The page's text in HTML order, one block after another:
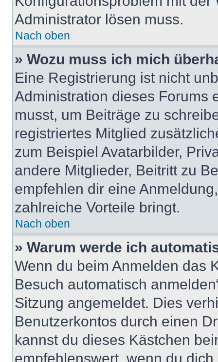
Administrator lösen muss.
Nach oben
» Wozu muss ich mich
Eine Registrierung ist nicht
Administration dieses Forums
musst, um Beiträge zu
registriertes Mitglied
zum Beispiel Avatarbilder,
andere Mitglieder, Beitritt zu
empfehlen dir eine
zahlreiche Vorteile bringt.
Nach oben
» Warum werde ich
Wenn du beim Anmelden das
Besuch automatisch
Sitzung angemeldet. Dies
Benutzerkontos durch einen
kannst du dieses Kästchen
empfehlenswert, wenn du